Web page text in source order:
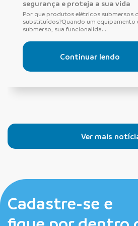
segurança e proteja a sua vida
Por que produtos elétricos submersos
substituídos?Quando um equipamento
submerso, sua funcionalida...
Continuar lendo
Ver mais
Cadastre-se e